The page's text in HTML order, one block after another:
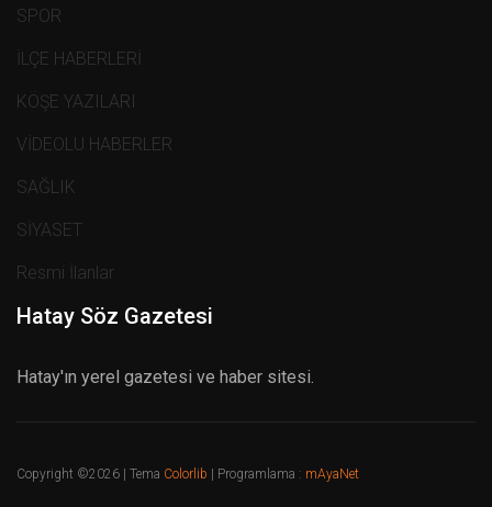
SPOR
İLÇE HABERLERİ
KÖŞE YAZILARI
VİDEOLU HABERLER
SAĞLIK
SİYASET
Resmi İlanlar
Hatay Söz Gazetesi
Hatay'ın yerel gazetesi ve haber sitesi.
Copyright ©2026 | Tema Colorlib | Programlama : mAyaNet